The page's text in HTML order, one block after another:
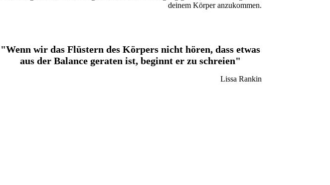
deinem Körper anzukommen.
"Wenn wir das Flüstern des Körpers nicht hören, dass etwas
aus der Balance geraten ist, beginnt er zu schreien"
Lissa Rankin